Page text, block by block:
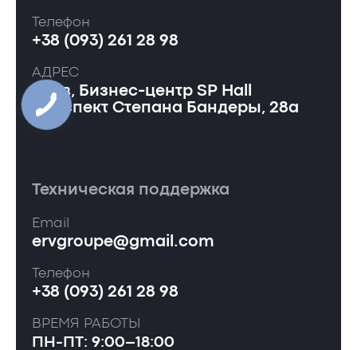
Телефон
+38 (093) 261 28 98
АДРЕС
Киев, Бизнес-центр SP Hall
проспект Степана Бандеры, 28а
Техническая поддержка
Email
ervgroupe@gmail.com
Телефон
+38 (093) 261 28 98
ВРЕМЯ РАБОТЫ
ПН-ПТ: 9:00–18:00